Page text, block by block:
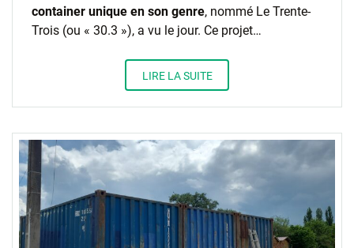
container unique en son genre, nommé Le Trente-
Trois (ou « 30.3 »), a vu le jour. Ce projet…
LIRE LA SUITE